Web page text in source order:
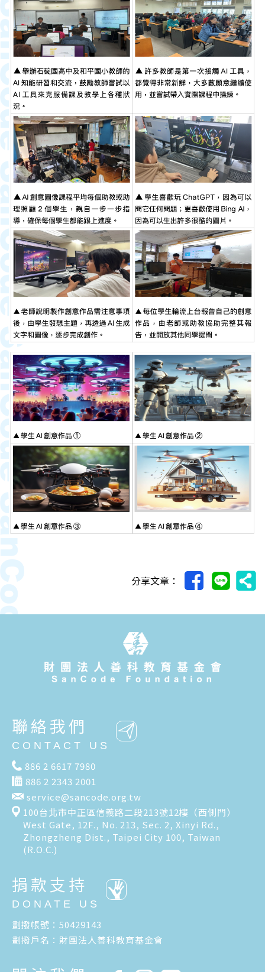
分享文章：
聯絡我們
CONTACT US
886 2 6617 7980
886 2 2343 2001
service@sancode.org.tw
100台北市中正區信義路二段213號12樓（西側門）
West Gate, 12F., No. 213, Sec. 2, Xinyi Rd.,
Zhongzheng Dist., Taipei City 100, Taiwan
(R.O.C.)
捐款支持
DONATE US
劃撥帳號：50429143
劃撥戶名：財團法人善科教育基金會